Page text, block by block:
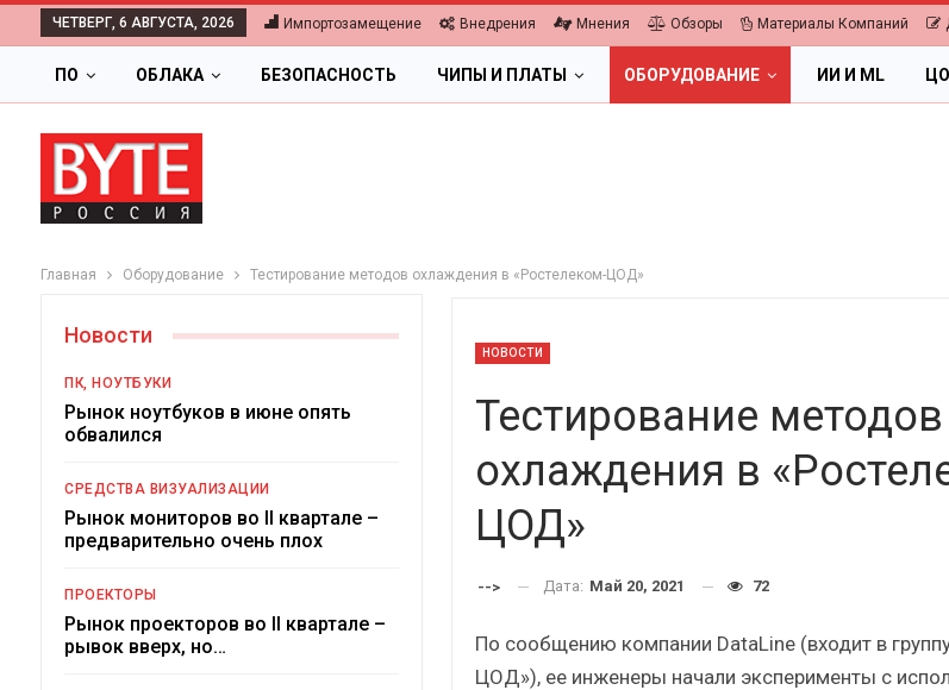
ЧЕТВЕРГ, 6 АВГУСТА, 2026 Импортозамещение Внедрения Мнения Обзоры Материалы Компаний
ПО ОБЛАКА БЕЗОПАСНОСТЬ ЧИПЫ И ПЛАТЫ ОБОРУДОВАНИЕ ИИ И ML
Главная Оборудование Тестирование методов охлаждения в «Ростелеком-ЦОД»
НОВОСТИ
Тестирование методов
охлаждения в
ЦОД»
--> Дата: Май 20, 2021 72
По сообщению компании DataLine (входит в
ЦОД»), ее инженеры начали эксперименты с
Новости
ПК, НОУТБУКИ
Рынок ноутбуков в июне опять
обвалился
СРЕДСТВА ВИЗУАЛИЗАЦИИ
Рынок мониторов во II квартале –
предварительно очень плох
ПРОЕКТОРЫ
Рынок проекторов во II квартале –
рывок вверх, но…
ОБЛАКА
Цифровая экономика 2026.
Краткий статистический